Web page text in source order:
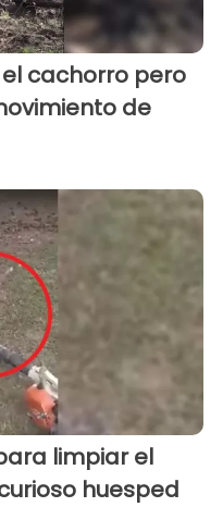
cachorro pero
de
limpiar el
huesped